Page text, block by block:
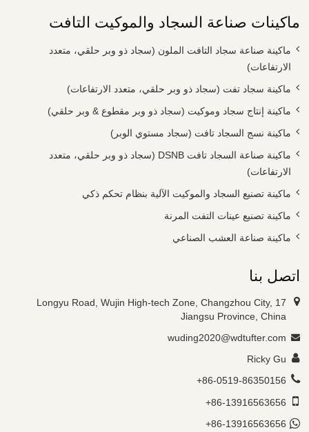
ماكينات صناعة السجاد والموكيت التافت
ماكينة صناعة سجاد التافت الملون (سجاد ذو وبر حلقي، متعدد
الارتفاعات)
ماكينة سجاد تفت (سجاد ذو وبر حلقي، متعدد الارتفاعات)
ماكينة إنتاج سجاد وموكيت (سجاد ذو وبر مقطوع & وبر حلقي)
ماكينة نسج السجاد تافت (سجاد مستوي الوبر)
ماكينة صناعة السجاد تافت DSNB (سجاد ذو وبر حلقي، متعدد
الارتفاعات)
ماكينة تصنيع السجاد والموكيت الآلية بنظام تحكم ذكي
ماكينة تصنيع عينات التفت المرنة
ماكينة صناعة العشب الصناعي
اتصل بنا
17 Longyu Road, Wujin High-tech Zone, Changzhou City,
Jiangsu Province, China
wuding2020@wdtufter.com
Ricky Gu
+86-0519-86350156
+86-13916563656
+86-13916563656